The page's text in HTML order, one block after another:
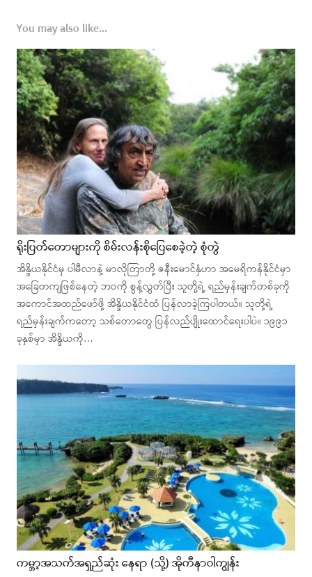
You may also like...
ရိုးပြတ်တောများကို စိမ်းလန်းစိုပြေစေခဲ့တဲ့ စုံတွဲ
အိန္ဒိယနိုင်ငံမှ ပါမီလာနဲ့ မာလိုတြာတို့ ဇနီးမောင်နှံဟာ အမေရိကန်နိုင်ငံမှာ
အခြေတကျဖြစ်နေတဲ့ ဘဝကို စွန့်လွှတ်ပြီး သူတို့ရဲ့ ရည်မှန်းချက်တစ်ခုကို
အကောင်အထည်ဖော်ဖို့ အိန္ဒိယနိုင်ငံထံ ပြန်လာခဲ့ကြပါတယ်။ သူတို့ရဲ့
ရည်မှန်းချက်ကတော့ သစ်တောတွေ ပြန်လည်ပျိုးထောင်ရေးပါပဲ။ ၁၉၉၁
ခုနှစ်မှာ အိန္ဒိယကို…
ကမ္ဘာ့အသက်အရှည်ဆုံး နေရာ (သို့) အိုကီနာဝါကျွန်း